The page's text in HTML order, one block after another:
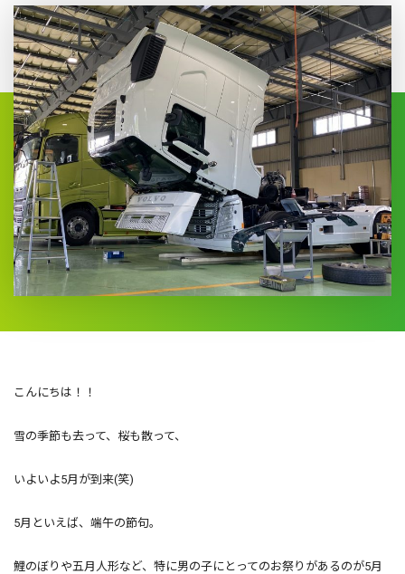
こんにちは！！
雪の季節も去って、桜も散って、
いよいよ5月が到来(笑)
5月といえば、端午の節句。
鯉のぼりや五月人形など、特に男の子にとってのお祭りがあるのが5月